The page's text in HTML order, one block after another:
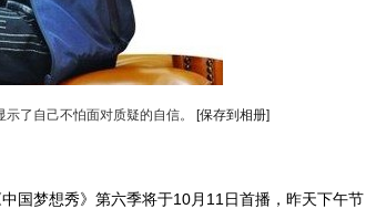
了自己不怕面对质疑的自信。 [保存到相册]
梦想秀》第六季将于10月11日首播，昨天下午节